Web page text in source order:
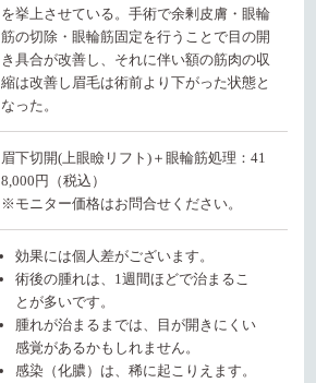
を挙上させている。手術で余剰皮膚・眼輪
筋の切除・眼輪筋固定を行うことで目の開
き具合が改善し、それに伴い額の筋肉の収
縮は改善し眉毛は術前より下がった状態と
なった。
眉下切開(上眼瞼リフト)＋眼輪筋処理：41
8,000円（税込）
※モニター価格はお問合せください。
効果には個人差がございます。
術後の腫れは、1週間ほどで治まるこ
とが多いです。
腫れが治まるまでは、目が開きにくい
感覚があるかもしれません。
感染（化膿）は、稀に起こりえます。